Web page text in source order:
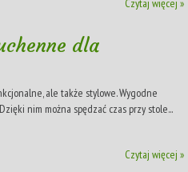
Czytaj więcej »
dla
ale także stylowe. Wygodne
nim można spędzać czas przy stole...
Czytaj więcej »